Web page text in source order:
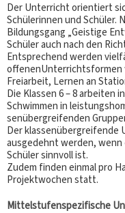
Der Unterricht orientiert
Schülerinnen und Schüler.
Bildungsgang „Geistige
Schüler auch nach den
Entsprechend werden
offenenUnterrichtsformen
Freiarbeit, Lernen an
Die Klassen 6 – 8 arbeiten
Schwimmen in
senübergreifenden
Der klassenübergreifende
ausgedehnt werden,
Schüler sinnvoll ist.
Zudem finden einmal pro
Projektwochen statt.
Mittelstufenspezifische